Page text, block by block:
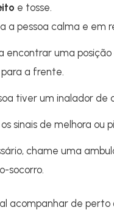
e tosse.
a pessoa calma e em
encontrar uma
a frente.
tiver um inalador de
sinais de melhora ou
chame uma
socorro.
acompanhar de perto